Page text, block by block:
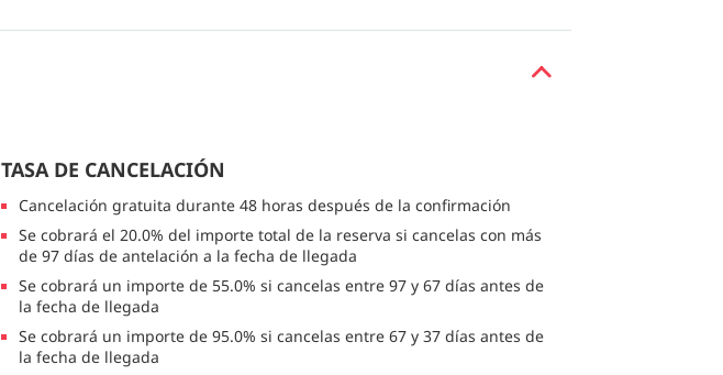
TASA DE CANCELACIÓN
Cancelación gratuita durante 48 horas después de la confirmación
Se cobrará el 20.0% del importe total de la reserva si cancelas con más
de 97 días de antelación a la fecha de llegada
Se cobrará un importe de 55.0% si cancelas entre 97 y 67 días antes de
la fecha de llegada
Se cobrará un importe de 95.0% si cancelas entre 67 y 37 días antes de
la fecha de llegada